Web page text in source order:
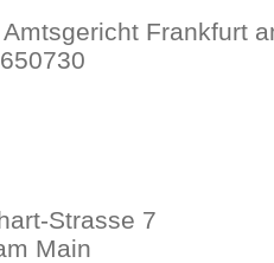
Frankfurt
Strasse 7
Main